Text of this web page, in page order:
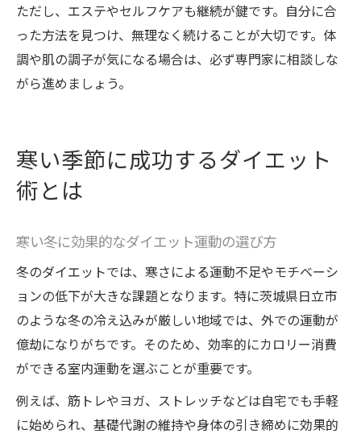
ただし、エステやセルフケアも継続が鍵です。自分に合
った方法を見つけ、無理なく続けることが大切です。体
調や肌の調子が気になる場合は、必ず専門家に相談しな
がら進めましょう。
寒い季節に成功するダイエット
術とは
寒い冬に効果的なダイエット運動の選び方
冬のダイエットでは、寒さによる運動不足やモチベーシ
ョンの低下が大きな課題となります。特に茨城県日立市
のような冬の冷え込みが厳しい地域では、外での運動が
億劫になりがちです。そのため、効率的にカロリー消費
ができる室内運動を選ぶことが重要です。
例えば、筋トレやヨガ、ストレッチなどは自宅でも手軽
に始められ、基礎代謝の維持や身体の引き締めに効果的